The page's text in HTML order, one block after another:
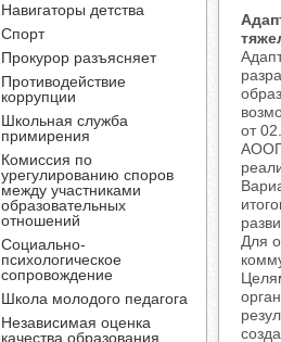
Навигаторы детства
Спорт
Прокурор разъясняет
Противодействие
коррупции
Школьная служба
примирения
Комиссия по
урегулированию споров
между участниками
образовательных
отношений
Социально-
психологическое
сопровождение
Школа молодого педагога
Независимая оценка
качества образования
от
АООП
Для